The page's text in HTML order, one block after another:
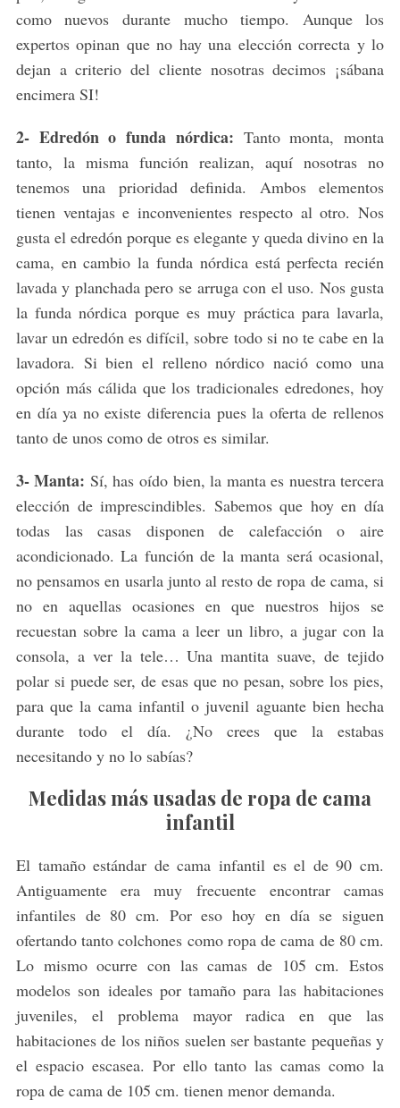
como nuevos durante mucho tiempo. Aunque los
expertos opinan que no hay una elección correcta y lo
dejan a criterio del cliente nosotras decimos ¡sábana
encimera SI!
2- Edredón o funda nórdica: Tanto monta, monta
tanto, la misma función realizan, aquí nosotras no
tenemos una prioridad definida. Ambos elementos
tienen ventajas e inconvenientes respecto al otro. Nos
gusta el edredón porque es elegante y queda divino en la
cama, en cambio la funda nórdica está perfecta recién
lavada y planchada pero se arruga con el uso. Nos gusta
la funda nórdica porque es muy práctica para lavarla,
lavar un edredón es difícil, sobre todo si no te cabe en la
lavadora. Si bien el relleno nórdico nació como una
opción más cálida que los tradicionales edredones, hoy
en día ya no existe diferencia pues la oferta de rellenos
tanto de unos como de otros es similar.
3- Manta: Sí, has oído bien, la manta es nuestra tercera
elección de imprescindibles. Sabemos que hoy en día
todas las casas disponen de calefacción o aire
acondicionado. La función de la manta será ocasional,
no pensamos en usarla junto al resto de ropa de cama, si
no en aquellas ocasiones en que nuestros hijos se
recuestan sobre la cama a leer un libro, a jugar con la
consola, a ver la tele… Una mantita suave, de tejido
polar si puede ser, de esas que no pesan, sobre los pies,
para que la cama infantil o juvenil aguante bien hecha
durante todo el día. ¿No crees que la estabas
necesitando y no lo sabías?
Medidas más usadas de ropa de cama
infantil
El tamaño estándar de cama infantil es el de 90 cm.
Antiguamente era muy frecuente encontrar camas
infantiles de 80 cm. Por eso hoy en día se siguen
ofertando tanto colchones como ropa de cama de 80 cm.
Lo mismo ocurre con las camas de 105 cm. Estos
modelos son ideales por tamaño para las habitaciones
juveniles, el problema mayor radica en que las
habitaciones de los niños suelen ser bastante pequeñas y
el espacio escasea. Por ello tanto las camas como la
ropa de cama de 105 cm. tienen menor demanda.